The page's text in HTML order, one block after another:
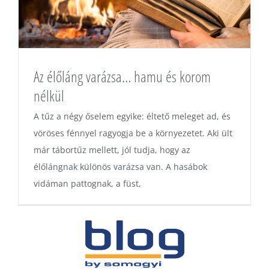
Az élőláng varázsa… hamu és korom
nélkül
A tűz a négy őselem egyike: éltető meleget ad, és
vöröses fénnyel ragyogja be a környezetet. Aki ült
már tábortűz mellett, jól tudja, hogy az
élőlángnak különös varázsa van. A hasábok
vidáman pattognak, a füst,